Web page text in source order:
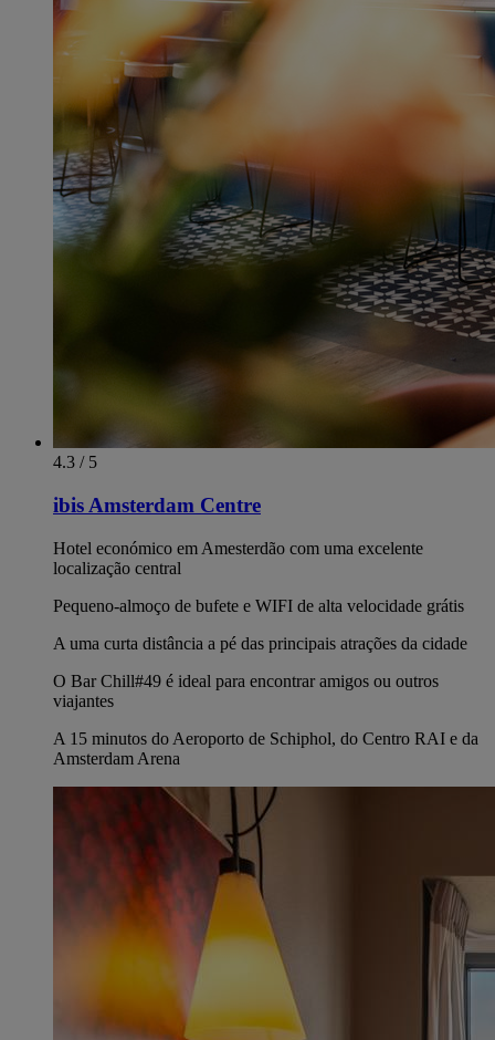
4.3 / 5
ibis Amsterdam Centre
Hotel económico em Amesterdão com uma excelente
localização central
Pequeno-almoço de bufete e WIFI de alta velocidade grátis
A uma curta distância a pé das principais atrações da cidade
O Bar Chill#49 é ideal para encontrar amigos ou outros
viajantes
A 15 minutos do Aeroporto de Schiphol, do Centro RAI e da
Amsterdam Arena